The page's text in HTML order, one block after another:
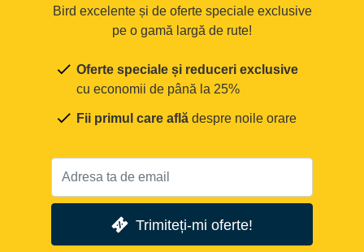
Bird excelente și de oferte speciale exclusive
pe o gamă largă de rute!
Oferte speciale și reduceri exclusive
cu economii de până la 25%
Fii primul care află despre noile orare
Trimiteți-mi oferte!